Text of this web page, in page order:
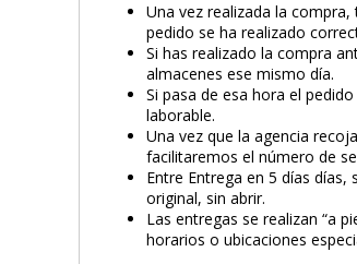
Una vez realizada la
pedido se ha realizado
Si has realizado la compra
almacenes ese mismo día.
Si pasa de esa hora el
laborable.
Una vez que la agencia
facilitaremos el número de
Entre Entrega en 5 días
original, sin abrir.
Las entregas se realizan “a
horarios o ubicaciones